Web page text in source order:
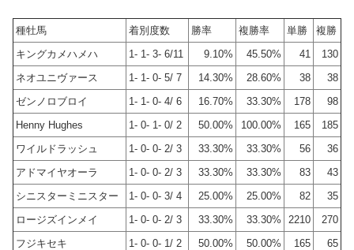
種牡馬 着別度数 勝率 複勝率 単勝
複勝
キングカメハメハ
1- 1- 3- 6/11 9.10% 45.50% 41
130
ネオユニヴァース
1- 1- 0- 5/ 7 14.30% 28.60% 38
38
ゼンノロブロイ
1- 1- 0- 4/ 6 16.70% 33.30% 178
98
Henny Hughes
1- 0- 1- 0/ 2 50.00% 100.00% 165
185
ワイルドラッシュ
1- 0- 0- 2/ 3 33.30% 33.30% 56
36
アドマイヤオーラ
1- 0- 0- 2/ 3 33.30% 33.30% 83
43
シニスターミニスター
1- 0- 0- 3/ 4 25.00% 25.00% 82
35
ロージズインメイ
1- 0- 0- 2/ 3 33.30% 33.30% 2210
270
フジキセキ
1- 0- 0- 1/ 2 50.00% 50.00% 165
65